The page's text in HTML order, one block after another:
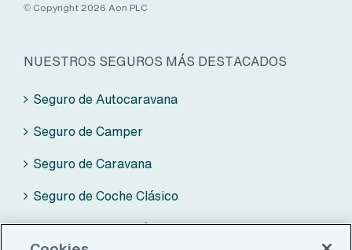
© Copyright 2026 Aon PLC
NUESTROS SEGUROS MÁS DESTACADOS
Seguro de Autocaravana
Seguro de Camper
Seguro de Caravana
Seguro de Coche Clásico
Seguro de Moto Clásica